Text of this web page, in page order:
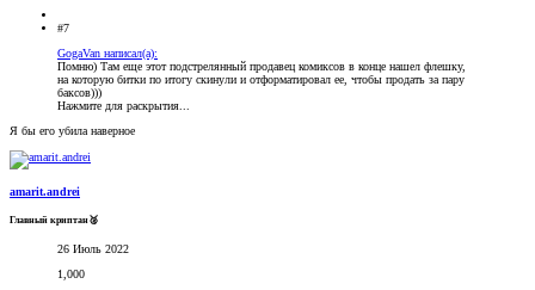
#7
GogaVan написал(а):
Помню) Там еще этот подстрелянный продавец комиксов в конце нашел флешку,
на которую битки по итогу скинули и отформатировал ее, чтобы продать за пару
баксов)))
Нажмите для раскрытия...
Я бы его убила наверное
amarit.andrei
Главный криптан🥈
26 Июль 2022
1,000